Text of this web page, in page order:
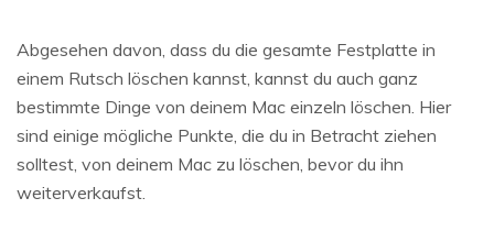
Abgesehen davon, dass du die gesamte Festplatte in
einem Rutsch löschen kannst, kannst du auch ganz
bestimmte Dinge von deinem Mac einzeln löschen. Hier
sind einige mögliche Punkte, die du in Betracht ziehen
solltest, von deinem Mac zu löschen, bevor du ihn
weiterverkaufst.